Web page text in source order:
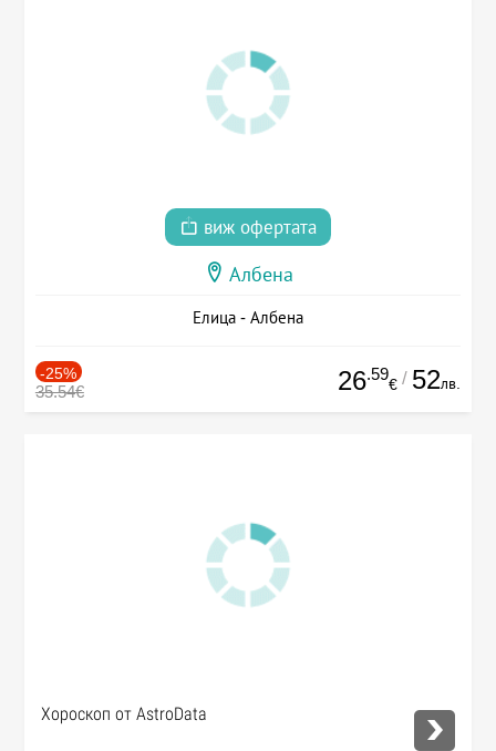
виж офертата
Албена
Елица - Албена
-25%
35.54€ 26.59
€ / 52лв.
Хороскоп от AstroData